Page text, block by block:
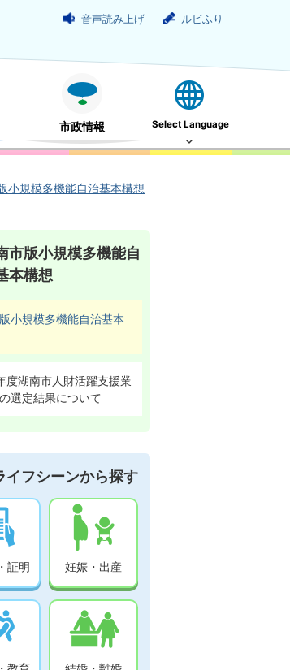
音声読み上げ ルビふり
市政情報 Select Language
小規模多機能自治基本構想
市版小規模多機能自
本構想
小規模多機能自治基本
度湖南市人財活躍支援業
選定結果について
イフシーンから探す
証明 妊娠・出産